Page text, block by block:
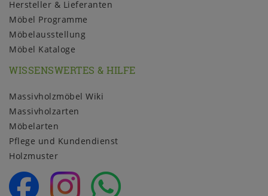
Hersteller & Lieferanten
Möbel Programme
Möbelausstellung
Möbel Kataloge
WISSENSWERTES & HILFE
Massivholzmöbel Wiki
Massivholzarten
Möbelarten
Pflege und Kundendienst
Holzmuster